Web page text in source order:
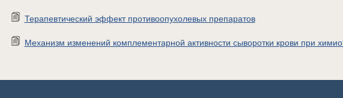
Терапевтический эффект противоопухолевых препаратов
Механизм изменений комплементарной активности сыворотки крови при